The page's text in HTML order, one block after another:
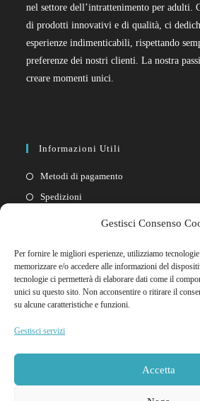
Gestisci Consenso
Per fornire le migliori esperienze, utilizziamo
memorizzare e/o accedere alle informazioni del
tecnologie ci permetterà di elaborare dati come il
unici su questo sito. Non acconsentire o ritirare il
su alcune caratteristiche e funzioni.
Gestisci servizi
Accetta
nel settore dell’intrattenimento per adulti.
di prodotti innovativi e di qualità, ci
esperienze indimenticabili, rispettando
preferenze dei nostri clienti. La nostra
creare momenti unici.
Informazioni Utili
Metodi di pagamento
Spedizioni
Cookie policy
Link Rapidi